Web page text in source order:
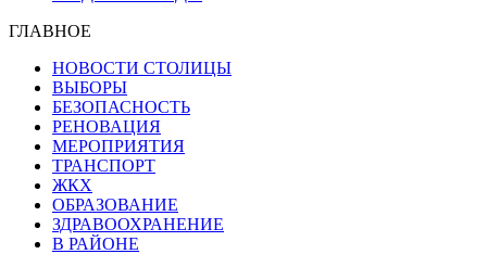
ГЛАВНОЕ
НОВОСТИ СТОЛИЦЫ
ВЫБОРЫ
БЕЗОПАСНОСТЬ
РЕНОВАЦИЯ
МЕРОПРИЯТИЯ
ТРАНСПОРТ
ЖКХ
ОБРАЗОВАНИЕ
ЗДРАВООХРАНЕНИЕ
В РАЙОНЕ